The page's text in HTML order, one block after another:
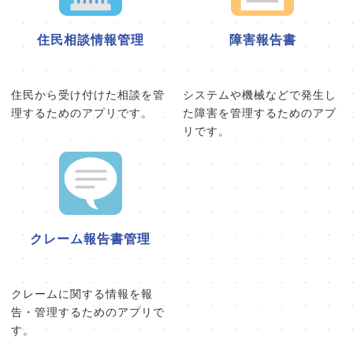
住民相談情報管理
住民から受け付けた相談を管
理するためのアプリです。
障害報告書
システムや機械などで発生し
た障害を管理するためのアプ
リです。
クレーム報告書管理
クレームに関する情報を報
告・管理するためのアプリで
す。